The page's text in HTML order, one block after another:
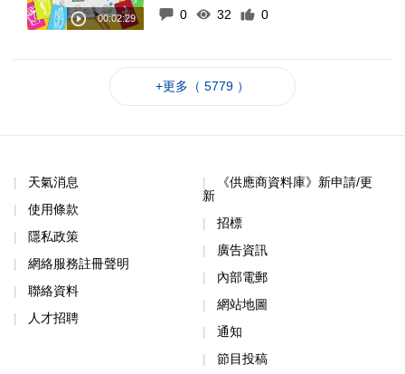
0
32 0
+更多（ 5779 ）
天氣消息
使用條款
隱私政策
網絡服務註冊聲明
聯絡資料
人才招聘
《供應商資料庫》新申請/更
新
招標
廣告資訊
內部電郵
網站地圖
通知
節目投稿